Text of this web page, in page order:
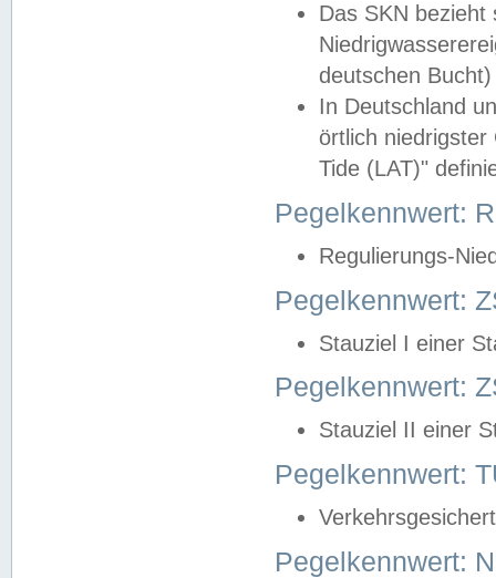
Das SKN
deutschen
In Deutschland
örtlich
Tide (LAT)"
Pegelkennwert:
Regulierungs-
Pegelkennwert:
Stauziel I einer
Pegelkennwert:
Stauziel II einer
Pegelkennwert:
Pegelkennwert: